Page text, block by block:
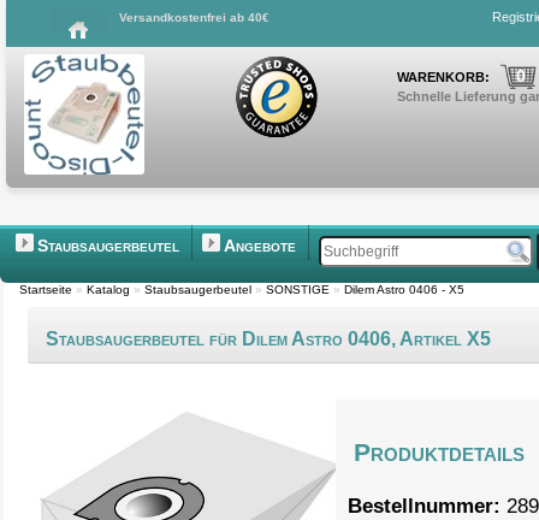
Versandkostenfrei ab 40€
WARENKORB: 0
Schnelle Lieferung
Staubsaugerbeutel Angebote
Startseite » Katalog » Staubsaugerbeutel » SONSTIGE » Dilem Astro 0406 - X5
Staubsaugerbeutel für Dilem Astro 0406, Artikel X5
Produktdetails
Bestellnummer: